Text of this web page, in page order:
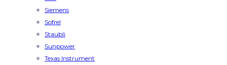
Siemens
Sofrel
Staubli
Sunpower
Texas Instrument